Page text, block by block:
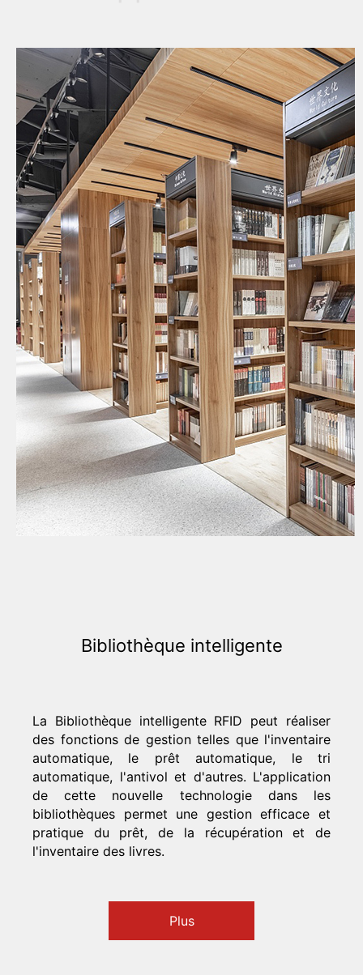
Bibliothèque intelligente
La Bibliothèque intelligente RFID peut réaliser
des fonctions de gestion telles que l'inventaire
automatique, le prêt automatique, le tri
automatique, l'antivol et d'autres. L'application
de cette nouvelle technologie dans les
bibliothèques permet une gestion efficace et
pratique du prêt, de la récupération et de
l'inventaire des livres.
Plus